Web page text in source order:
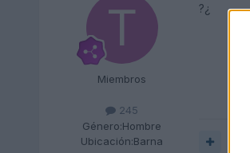
Miembros
245
Género:Hombre
Ubicación:Barna
?¿